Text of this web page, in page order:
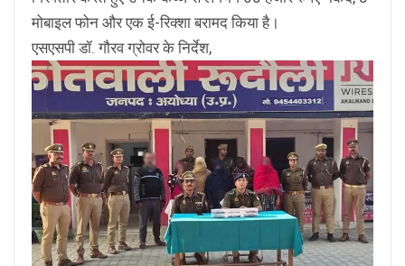
मोबाइल फोन और एक ई-रिक्शा बरामद किया है।
एसएसपी डॉ. गौरव ग्रोवर के निर्देश,